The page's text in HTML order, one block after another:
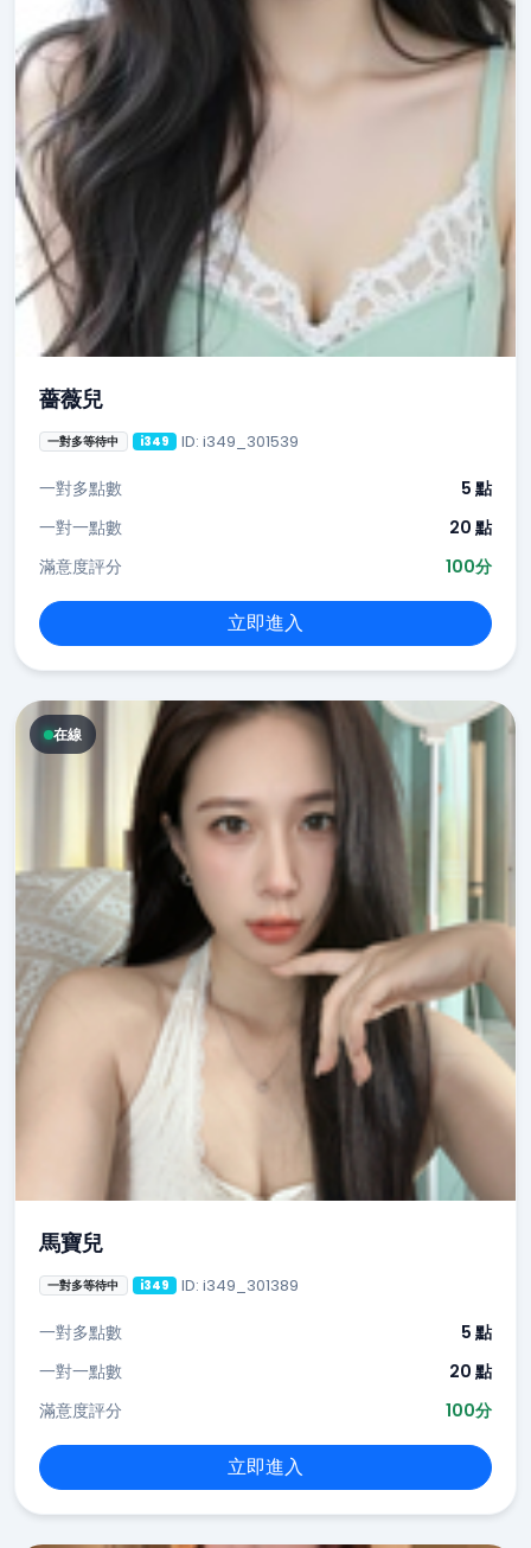
薔薇兒
一對多等待中 i349 ID: i349_301539
一對多點數
5 點
一對一點數
20 點
滿意度評分
100分
立即進入
在線
馬寶兒
一對多等待中 i349 ID: i349_301389
一對多點數
5 點
一對一點數
20 點
滿意度評分
100分
立即進入